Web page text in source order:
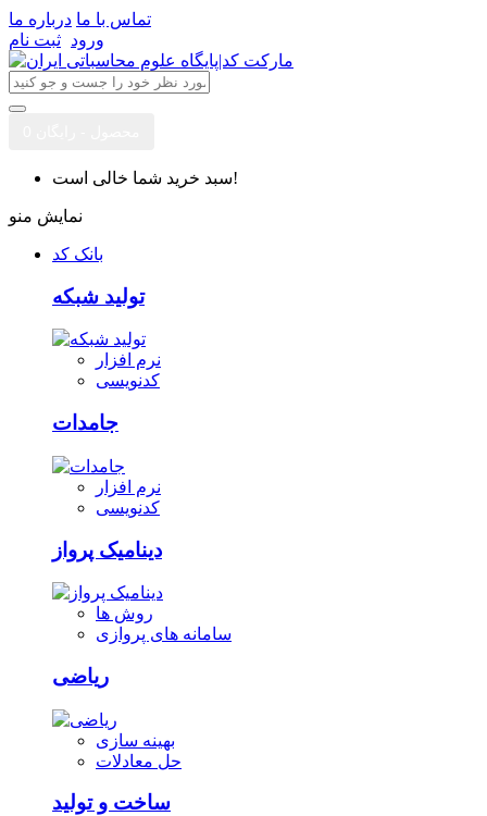
تماس با ما درباره ما
ورود ثبت نام
سبد خرید شما خالی است!
نمایش منو
بانک کد
تولید شبکه
نرم افزار
کدنویسی
جامدات
نرم افزار
کدنویسی
دینامیک پرواز
روش ها
سامانه های پروازی
ریاضی
بهینه سازی
حل معادلات
ساخت و تولید